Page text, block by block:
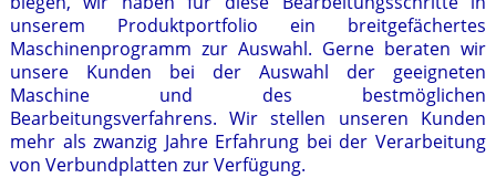
unserem Produktportfolio ein breitgefächertes
Maschinenprogramm zur Auswahl. Gerne beraten wir
unsere Kunden bei der Auswahl der geeigneten
Maschine und des bestmöglichen
Bearbeitungsverfahrens. Wir stellen unseren Kunden
mehr als zwanzig Jahre Erfahrung bei der Verarbeitung
von Verbundplatten zur Verfügung.